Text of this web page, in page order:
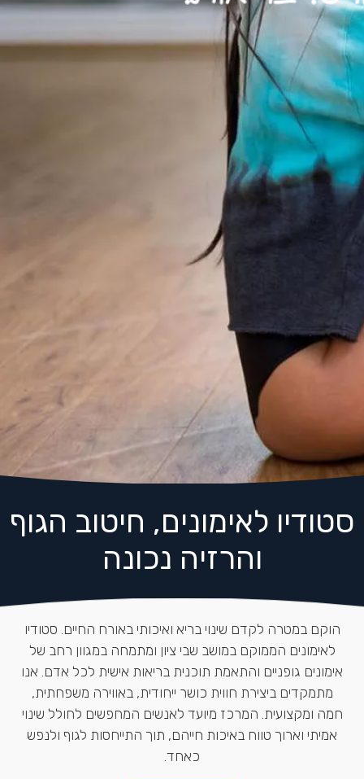
סטודיו לאימונים, חיטוב הגוף
והרזיה נכונה
הוקם במטרה לקדם שינוי בריא ואיכותי באורח החיים. סטודיו
לאימונים הממוקם במושב שבי ציון ומתמחה במגוון רחב של
אימונים גופניים והתאמת תוכנית בריאות אישית לכל אדם. אנו
מתמקדים ביצירת חווית כושר ייחודית, באווירה משפחתית,
חמה ומקצועית. המרכז מיועד לאנשים המחפשים לחולל שינוי
אמיתי וארוך טווח באיכות חייהם, תוך התייחסות לגוף ולנפש
כאחד.